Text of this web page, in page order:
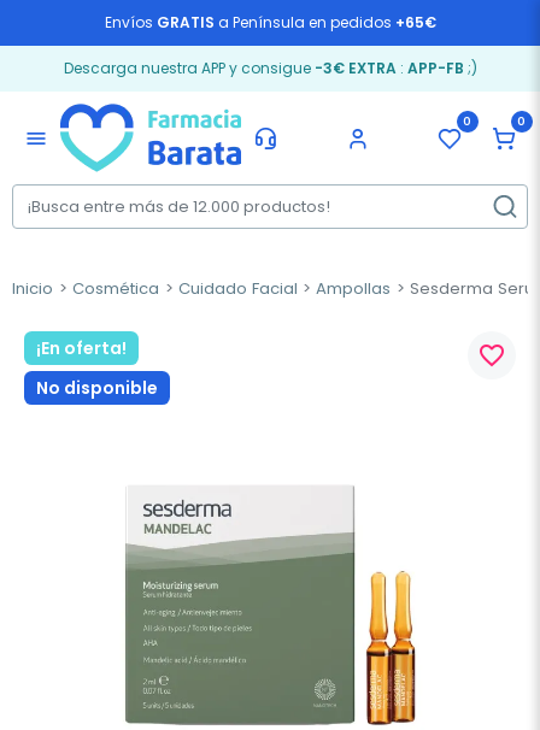
Envíos GRATIS a Península en pedidos +65€
Descarga nuestra APP y consigue -3€ EXTRA: APP-FB ;)
menu
0 0
Inicio Cosmética Cuidado Facial Ampollas Sesderma
¡En oferta!
No disponible
favorite_border